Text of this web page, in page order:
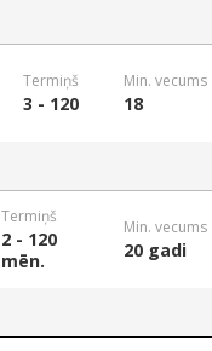
Termiņš
3 - 120
Min. vecums
18
Termiņš
2 - 120
mēn.
Min. vecums
20 gadi